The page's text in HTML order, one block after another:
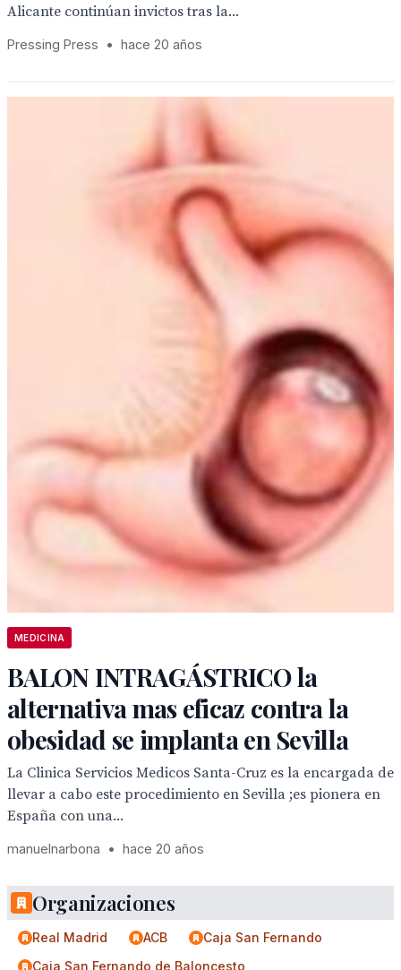
Alicante continúan invictos tras la...
Pressing Press • hace 20 años
MEDICINA
BALON INTRAGÁSTRICO la
alternativa mas eficaz contra la
obesidad se implanta en Sevilla
La Clinica Servicios Medicos Santa-Cruz es la encargada de
llevar a cabo este procedimiento en Sevilla ;es pionera en
España con una...
manuelnarbona • hace 20 años
Organizaciones
Real Madrid ACB
Caja San Fernando
Caja San Fernando de Baloncesto